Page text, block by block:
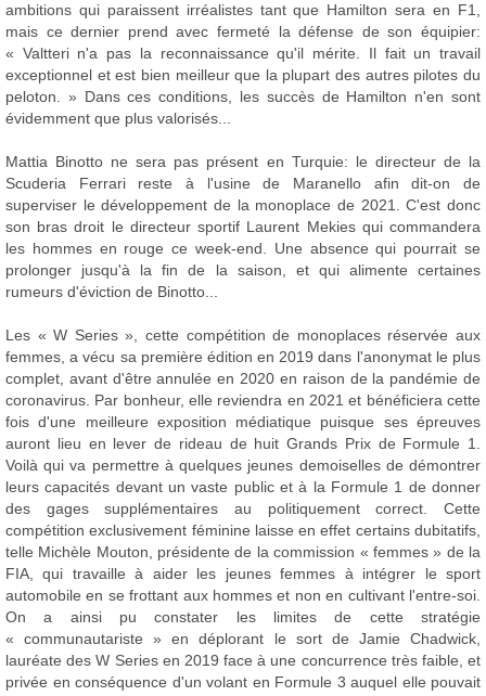
ambitions qui paraissent irréalistes tant que Hamilton sera en F1,
mais ce dernier prend avec fermeté la défense de son équipier:
« Valtteri n'a pas la reconnaissance qu'il mérite. Il fait un travail
exceptionnel et est bien meilleur que la plupart des autres pilotes du
peloton. » Dans ces conditions, les succès de Hamilton n'en sont
évidemment que plus valorisés...
Mattia Binotto ne sera pas présent en Turquie: le directeur de la
Scuderia Ferrari reste à l'usine de Maranello afin dit-on de
superviser le développement de la monoplace de 2021. C'est donc
son bras droit le directeur sportif Laurent Mekies qui commandera
les hommes en rouge ce week-end. Une absence qui pourrait se
prolonger jusqu'à la fin de la saison, et qui alimente certaines
rumeurs d'éviction de Binotto...
Les « W Series », cette compétition de monoplaces réservée aux
femmes, a vécu sa première édition en 2019 dans l'anonymat le plus
complet, avant d'être annulée en 2020 en raison de la pandémie de
coronavirus. Par bonheur, elle reviendra en 2021 et bénéficiera cette
fois d'une meilleure exposition médiatique puisque ses épreuves
auront lieu en lever de rideau de huit Grands Prix de Formule 1.
Voilà qui va permettre à quelques jeunes demoiselles de démontrer
leurs capacités devant un vaste public et à la Formule 1 de donner
des gages supplémentaires au politiquement correct. Cette
compétition exclusivement féminine laisse en effet certains dubitatifs,
telle Michèle Mouton, présidente de la commission « femmes » de la
FIA, qui travaille à aider les jeunes femmes à intégrer le sport
automobile en se frottant aux hommes et non en cultivant l'entre-soi.
On a ainsi pu constater les limites de cette stratégie
« communautariste » en déplorant le sort de Jamie Chadwick,
lauréate des W Series en 2019 face à une concurrence très faible, et
privée en conséquence d'un volant en Formule 3 auquel elle pouvait